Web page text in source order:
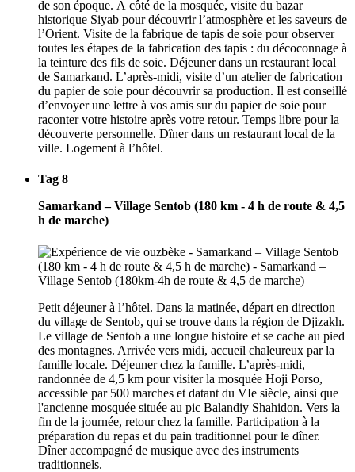
de son époque. À côté de la mosquée, visite du bazar
historique Siyab pour découvrir l’atmosphère et les saveurs de
l’Orient. Visite de la fabrique de tapis de soie pour observer
toutes les étapes de la fabrication des tapis : du décoconnage à
la teinture des fils de soie. Déjeuner dans un restaurant local
de Samarkand. L’après-midi, visite d’un atelier de fabrication
du papier de soie pour découvrir sa production. Il est conseillé
d’envoyer une lettre à vos amis sur du papier de soie pour
raconter votre histoire après votre retour. Temps libre pour la
découverte personnelle. Dîner dans un restaurant local de la
ville. Logement à l’hôtel.
Tag 8
Samarkand – Village Sentob (180 km - 4 h de route & 4,5
h de marche)
Petit déjeuner à l’hôtel. Dans la matinée, départ en direction
du village de Sentob, qui se trouve dans la région de Djizakh.
Le village de Sentob a une longue histoire et se cache au pied
des montagnes. Arrivée vers midi, accueil chaleureux par la
famille locale. Déjeuner chez la famille. L’après-midi,
randonnée de 4,5 km pour visiter la mosquée Hoji Porso,
accessible par 500 marches et datant du VIe siècle, ainsi que
l'ancienne mosquée située au pic Balandiy Shahidon. Vers la
fin de la journée, retour chez la famille. Participation à la
préparation du repas et du pain traditionnel pour le dîner.
Dîner accompagné de musique avec des instruments
traditionnels.